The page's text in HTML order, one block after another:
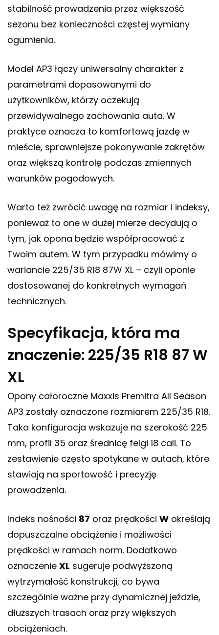
stabilność prowadzenia przez większość
sezonu bez konieczności częstej wymiany
ogumienia.
Model AP3 łączy uniwersalny charakter z
parametrami dopasowanymi do
użytkowników, którzy oczekują
przewidywalnego zachowania auta. W
praktyce oznacza to komfortową jazdę w
mieście, sprawniejsze pokonywanie zakrętów
oraz większą kontrolę podczas zmiennych
warunków pogodowych.
Warto też zwrócić uwagę na rozmiar i indeksy,
ponieważ to one w dużej mierze decydują o
tym, jak opona będzie współpracować z
Twoim autem. W tym przypadku mówimy o
wariancie 225/35 R18 87W XL – czyli oponie
dostosowanej do konkretnych wymagań
technicznych.
Specyfikacja, która ma
znaczenie: 225/35 R18 87 W
XL
Opony całoroczne Maxxis Premitra All Season
AP3 zostały oznaczone rozmiarem 225/35 R18.
Taka konfiguracja wskazuje na szerokość 225
mm, profil 35 oraz średnicę felgi 18 cali. To
zestawienie często spotykane w autach, które
stawiają na sportowość i precyzję
prowadzenia.
Indeks nośności 87 oraz prędkości W określają
dopuszczalne obciążenie i możliwości
prędkości w ramach norm. Dodatkowo
oznaczenie XL sugeruje podwyższoną
wytrzymałość konstrukcji, co bywa
szczególnie ważne przy dynamicznej jeździe,
dłuższych trasach oraz przy większych
obciążeniach.